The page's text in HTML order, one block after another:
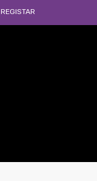
REGISTAR